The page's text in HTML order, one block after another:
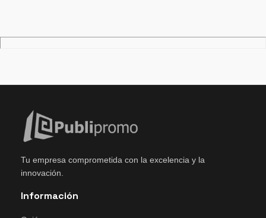
Tu empresa comprometida con la excelencia y la
innovación.
Información